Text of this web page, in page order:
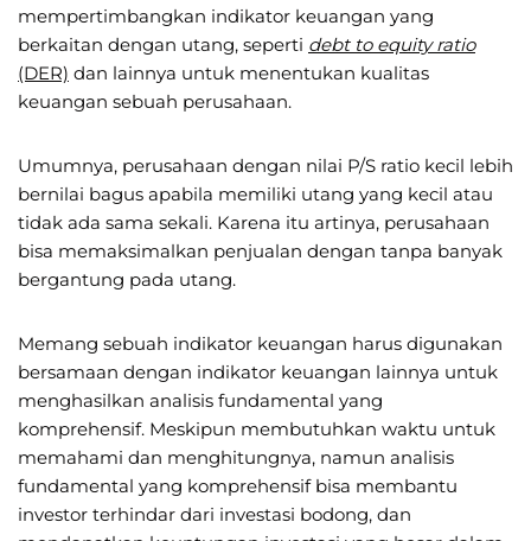
mempertimbangkan indikator keuangan yang
berkaitan dengan utang, seperti debt to equity ratio
(DER) dan lainnya untuk menentukan kualitas
keuangan sebuah perusahaan.
Umumnya, perusahaan dengan nilai P/S ratio kecil lebih
bernilai bagus apabila memiliki utang yang kecil atau
tidak ada sama sekali. Karena itu artinya, perusahaan
bisa memaksimalkan penjualan dengan tanpa banyak
bergantung pada utang.
Memang sebuah indikator keuangan harus digunakan
bersamaan dengan indikator keuangan lainnya untuk
menghasilkan analisis fundamental yang
komprehensif. Meskipun membutuhkan waktu untuk
memahami dan menghitungnya, namun analisis
fundamental yang komprehensif bisa membantu
investor terhindar dari investasi bodong, dan